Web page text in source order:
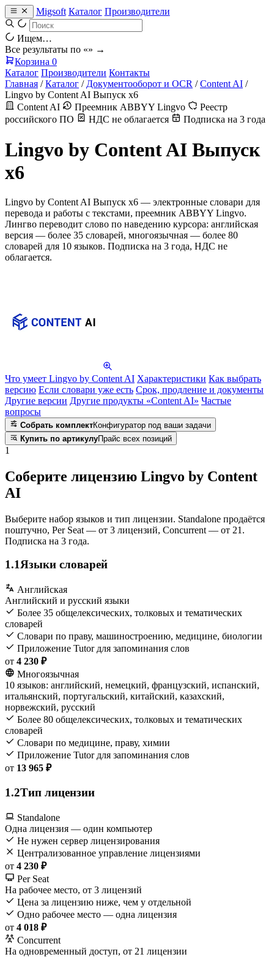
Migsoft Каталог Производители
Ищем…
Все результаты по «» →
Корзина 0
Каталог Производители Контакты
Главная / Каталог / Документооборот и OCR / Content AI /
Lingvo by Content AI Выпуск x6
Content AI
Преемник ABBYY Lingvo
Реестр
российского ПО
НДС не облагается Подписка на 3 года
Lingvo by Content AI Выпуск
x6
Lingvo by Content AI Выпуск x6 — электронные словари для
перевода и работы с текстами, преемник ABBYY Lingvo.
Лингво переводит слово по наведению курсора: английская
версия — более 35 словарей, многоязычная — более 80
словарей для 10 языков. Подписка на 3 года, НДС не
облагается.
Что умеет Lingvo by Content AI Характеристики Как выбрать
версию Если словари уже есть Срок, продление и документы
Другие версии Другие продукты «Content AI» Частые
вопросы
Собрать комплектКонфигуратор под ваши задачи
Купить по артикулуПрайс всех позиций
1
Соберите лицензию Lingvo by Content
AI
Выберите набор языков и тип лицензии. Standalone продаётся
поштучно, Per Seat — от 3 лицензий, Concurrent — от 21.
Подписка на 3 года.
1.1Языки словарей
Английская
Английский и русский языки
Более 35 общелексических, толковых и тематических
словарей
Словари по праву, машиностроению, медицине, биологии
Приложение Tutor для запоминания слов
от 4 230 ₽
Многоязычная
10 языков: английский, немецкий, французский, испанский,
итальянский, португальский, китайский, казахский,
норвежский, русский
Более 80 общелексических, толковых и тематических
словарей
Словари по медицине, праву, химии
Приложение Tutor для запоминания слов
от 13 965 ₽
1.2Тип лицензии
Standalone
Одна лицензия — один компьютер
Не нужен сервер лицензирования
Централизованное управление лицензиями
от 4 230 ₽
Per Seat
На рабочее место, от 3 лицензий
Цена за лицензию ниже, чем у отдельной
Одно рабочее место — одна лицензия
от 4 018 ₽
Concurrent
На одновременный доступ, от 21 лицензии